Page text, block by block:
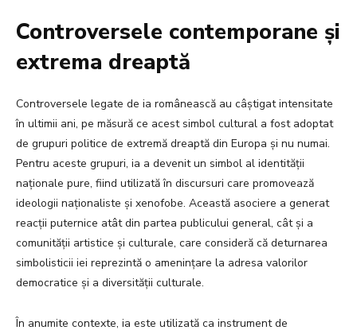
Controversele contemporane și
extrema dreaptă
Controversele legate de ia românească au câștigat intensitate
în ultimii ani, pe măsură ce acest simbol cultural a fost adoptat
de grupuri politice de extremă dreaptă din Europa și nu numai.
Pentru aceste grupuri, ia a devenit un simbol al identității
naționale pure, fiind utilizată în discursuri care promovează
ideologii naționaliste și xenofobe. Această asociere a generat
reacții puternice atât din partea publicului general, cât și a
comunității artistice și culturale, care consideră că deturnarea
simbolisticii iei reprezintă o amenințare la adresa valorilor
democratice și a diversității culturale.
În anumite contexte, ia este utilizată ca instrument de